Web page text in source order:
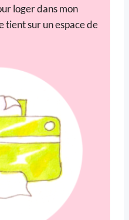
loger dans mon
tient sur un espace de